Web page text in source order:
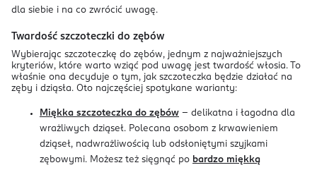
dla siebie i na co zwrócić uwagę.
Twardość szczoteczki do zębów
Wybierając szczoteczkę do zębów, jednym z najważniejszych
kryteriów, które warto wziąć pod uwagę jest twardość włosia. To
właśnie ona decyduje o tym, jak szczoteczka będzie działać na
zęby i dziąsła. Oto najczęściej spotykane warianty:
Miękka szczoteczka do zębów – delikatna i łagodna dla
wrażliwych dziąseł. Polecana osobom z krwawieniem
dziąseł, nadwrażliwością lub odsłoniętymi szyjkami
zębowymi. Możesz też sięgnąć po bardzo miękką